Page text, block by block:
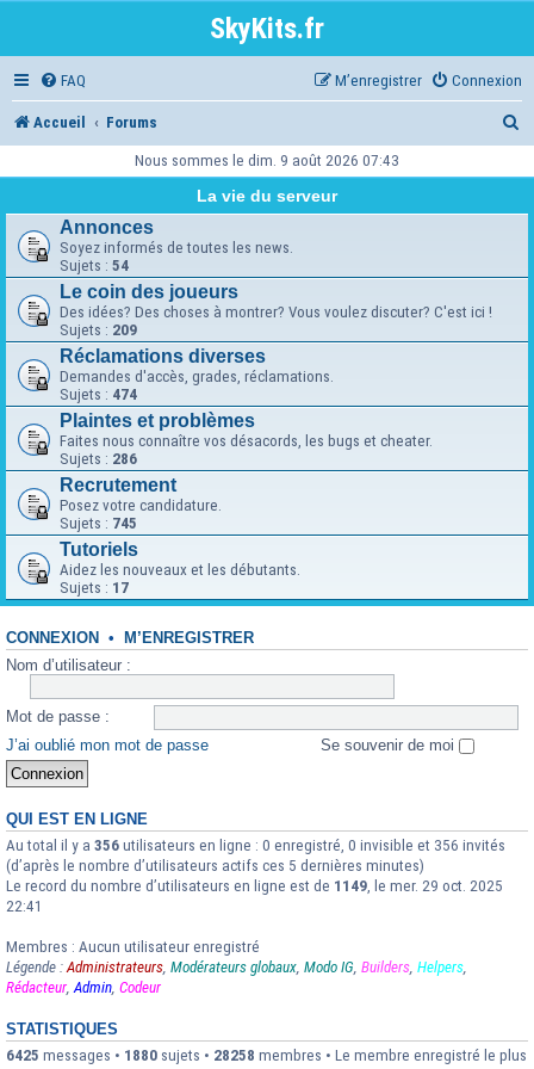
SkyKits.fr
FAQ Connexion
M’enregistrer
Accueil Forums
Nous sommes le dim. 9 août 2026 07:43
La vie du serveur
Annonces
Soyez informés de toutes les news.
Sujets : 54
Le coin des joueurs
Des idées? Des choses à montrer? Vous voulez discuter? C'est ici !
Sujets : 209
Réclamations diverses
Demandes d'accès, grades, réclamations.
Sujets : 474
Plaintes et problèmes
Faites nous connaître vos désacords, les bugs et cheater.
Sujets : 286
Recrutement
Posez votre candidature.
Sujets : 745
Tutoriels
Aidez les nouveaux et les débutants.
Sujets : 17
CONNEXION • M’ENREGISTRER
Nom d’utilisateur :
Mot de passe :
J’ai oublié mon mot de passe
Se souvenir de moi
QUI EST EN LIGNE
Au total il y a 356 utilisateurs en ligne : 0 enregistré, 0 invisible et 356 invités
(d’après le nombre d’utilisateurs actifs ces 5 dernières minutes)
Le record du nombre d’utilisateurs en ligne est de 1149, le mer. 29 oct. 2025
22:41
Membres : Aucun utilisateur enregistré
Légende :Administrateurs, Modérateurs globaux, Modo IG, Builders, Helpers,
Rédacteur,Admin, Codeur
STATISTIQUES
6425 messages • 1880 sujets • 28258 membres • Le membre enregistré le plus